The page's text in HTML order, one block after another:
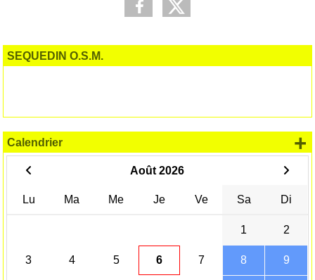
SEQUEDIN O.S.M.
Calendrier
Août 2026
Lu Ma Me Je Ve Sa Di
1 2
3 4 5 6 7 8 9
+